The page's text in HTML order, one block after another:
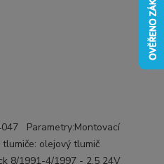
Parametry:Montovací
olejový tlumič
8/1991-4/1997 - 2.5 24V